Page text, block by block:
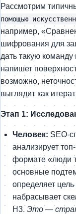
Рассмотрим
помощью
например,
шифрования для
дать такую
напишет
возможно,
выглядит как
Этап 1:
Человек: SEO-
анализирует
формате «люди
основные
определяет
набрасывает
H3. Это —